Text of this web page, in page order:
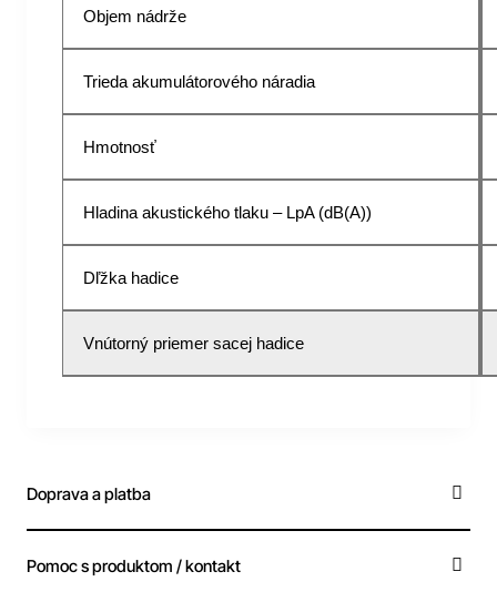
Objem nádrže
Trieda akumulátorového náradia
Hmotnosť
Hladina akustického tlaku – LpA (dB(A))
Dľžka hadice
Vnútorný priemer sacej hadice
Doprava a platba
Pomoc s produktom / kontakt